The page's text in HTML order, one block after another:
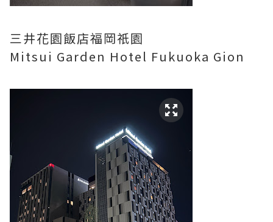
三井花園飯店福岡祇園
Mitsui Garden Hotel Fukuoka Gion